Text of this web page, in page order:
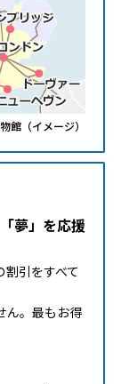
館（イメージ）
夢」を応援
引をすべて
ん。最もお得